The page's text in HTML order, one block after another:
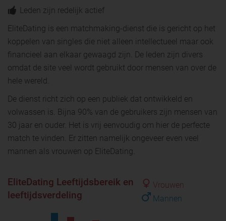
Leden zijn redelijk actief
EliteDating is een matchmaking-dienst die is gericht op het
koppelen van singles die niet alleen intellectueel maar ook
financieel aan elkaar gewaagd zijn. De leden zijn divers
omdat de site veel wordt gebruikt door mensen van over de
hele wereld.
De dienst richt zich op een publiek dat ontwikkeld en
volwassen is. Bijna 90% van de gebruikers zijn mensen van
30 jaar en ouder. Het is vrij eenvoudig om hier de perfecte
match te vinden. Er zitten namelijk ongeveer even veel
mannen als vrouwen op EliteDating.
Vrouwen
Mannen
EliteDating Leeftijdsbereik en
leeftijdsverdeling